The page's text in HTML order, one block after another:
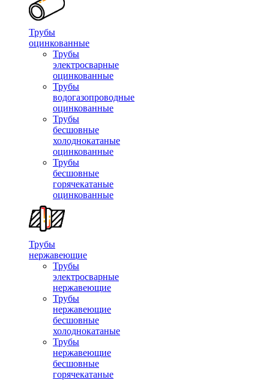
Трубы
оцинкованные
Трубы
электросварные
оцинкованные
Трубы
водогазопроводные
оцинкованные
Трубы
бесшовные
холоднокатаные
оцинкованные
Трубы
бесшовные
горячекатаные
оцинкованные
Трубы
нержавеющие
Трубы
электросварные
нержавеющие
Трубы
нержавеющие
бесшовные
холоднокатаные
Трубы
нержавеющие
бесшовные
горячекатаные